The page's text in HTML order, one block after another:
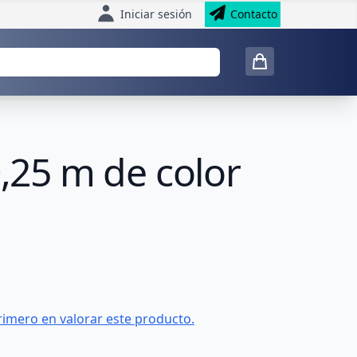
Iniciar sesión Contacto
m de color
en valorar este producto.